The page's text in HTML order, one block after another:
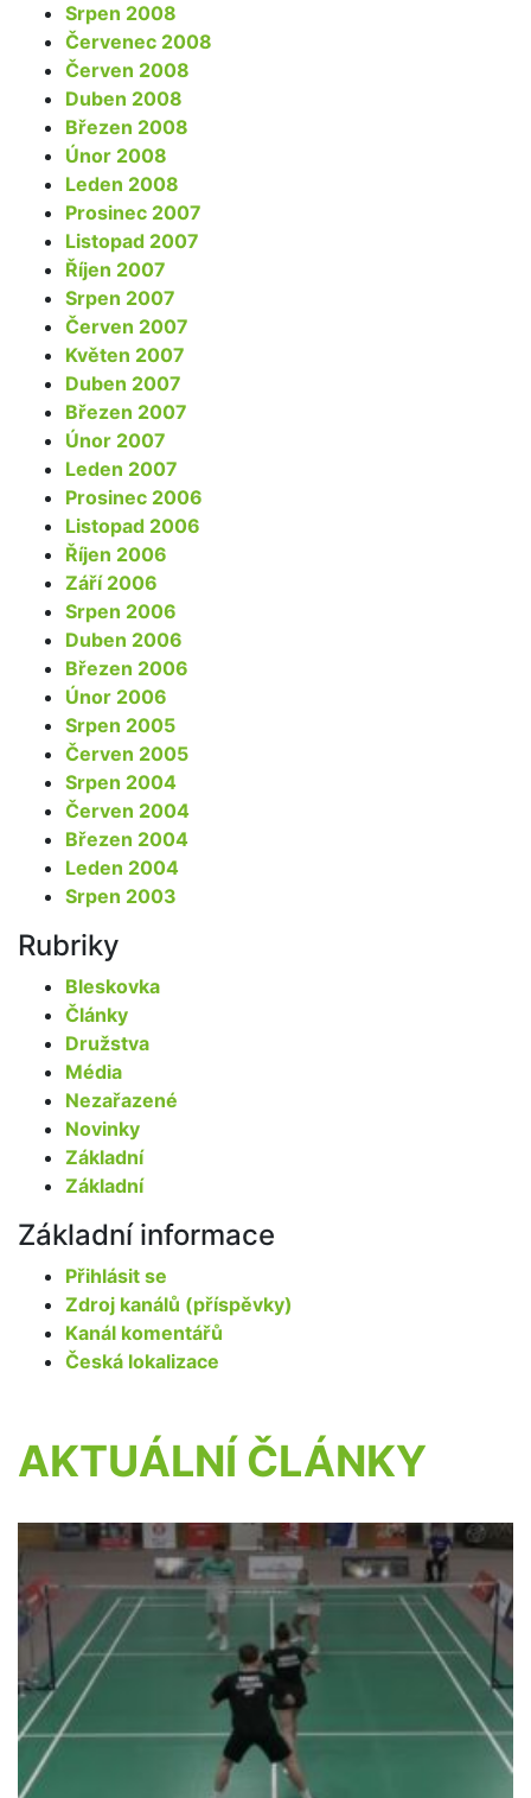
Srpen 2008
Červenec 2008
Červen 2008
Duben 2008
Březen 2008
Únor 2008
Leden 2008
Prosinec 2007
Listopad 2007
Říjen 2007
Srpen 2007
Červen 2007
Květen 2007
Duben 2007
Březen 2007
Únor 2007
Leden 2007
Prosinec 2006
Listopad 2006
Říjen 2006
Září 2006
Srpen 2006
Duben 2006
Březen 2006
Únor 2006
Srpen 2005
Červen 2005
Srpen 2004
Červen 2004
Březen 2004
Leden 2004
Srpen 2003
Rubriky
Bleskovka
Články
Družstva
Média
Nezařazené
Novinky
Základní
Základní
Základní informace
Přihlásit se
Zdroj kanálů (příspěvky)
Kanál komentářů
Česká lokalizace
AKTUÁLNÍ ČLÁNKY